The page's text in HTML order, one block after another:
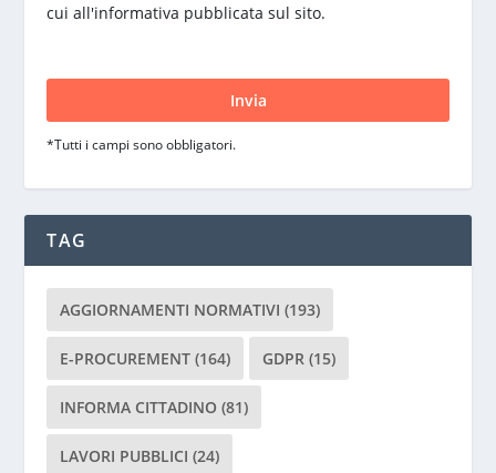
cui all'informativa pubblicata sul sito.
i
r
e
d
s
i
r
*Tutti i campi sono obbligatori.
TAG
AGGIORNAMENTI NORMATIVI (193)
E-PROCUREMENT (164) GDPR (15)
INFORMA CITTADINO (81)
LAVORI PUBBLICI (24)